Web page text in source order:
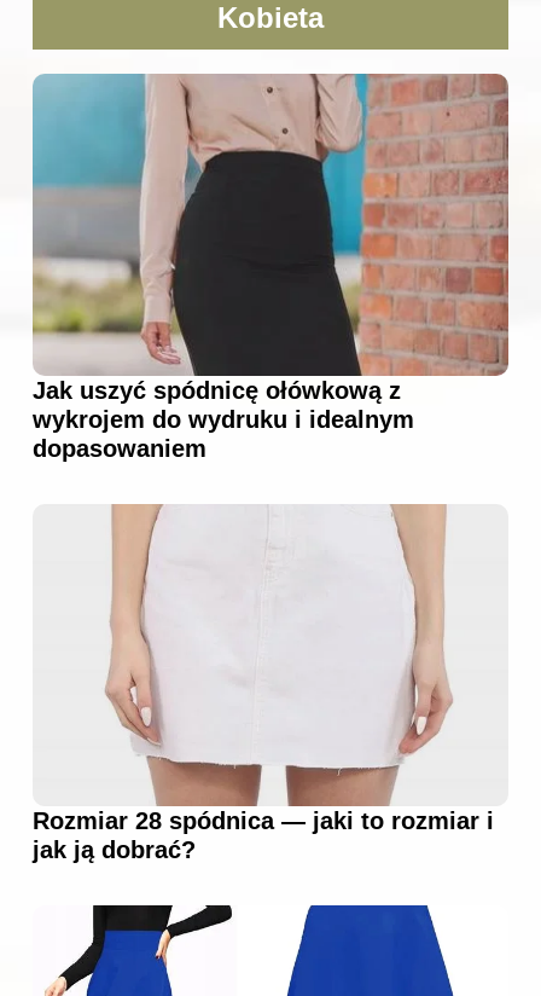
Kobieta
Jak uszyć spódnicę ołówkową z
wykrojem do wydruku i idealnym
dopasowaniem
Rozmiar 28 spódnica — jaki to rozmiar i
jak ją dobrać?